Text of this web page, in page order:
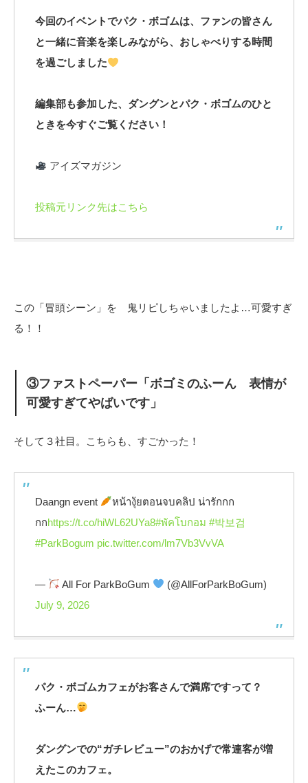
今回のイベントでパク・ボゴムは、ファンの皆さん
と一緒に音楽を楽しみながら、おしゃべりする時間
を過ごしました
編集部も参加した、ダングンとパク・ボゴムのひと
ときを今すぐご覧ください！
アイズマガジン
投稿元リンク先はこちら
この「冒頭シーン」を 鬼リピしちゃいましたよ…可愛すぎ
る！！
③ファストペーパー「ボゴミのふーん 表情が
可愛すぎてやばいです」
そして３社目。こちらも、すごかった！
Daangn event
หน้างุ้ยตอนจบคลิป น่ารักกก
กกhttps://t.co/hiWL62UYa8#พัคโบกอม #박보검
#ParkBogum pic.twitter.com/lm7Vb3VvVA
— All For ParkBoGum
(@AllForParkBoGum)
July 9, 2026
パク・ボゴムカフェがお客さんで満席ですって？
ふーん…
ダングンでの“ガチレビュー”のおかげで常連客が増
えたこのカフェ。